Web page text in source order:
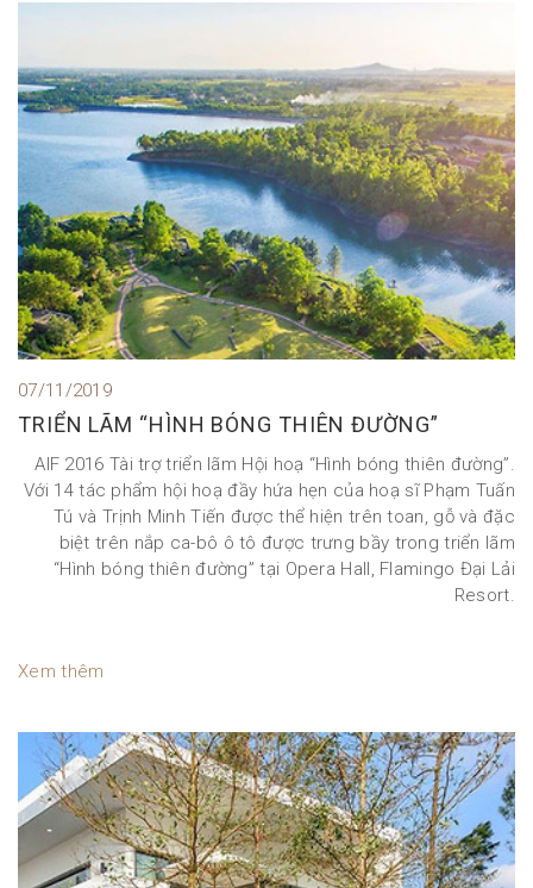
07/11/2019
TRIỂN LÃM “HÌNH BÓNG THIÊN ĐƯỜNG”
AIF 2016 Tài trợ triển lãm Hội hoạ “Hình bóng thiên đường”.
Với 14 tác phẩm hội hoạ đầy hứa hẹn của hoạ sĩ Phạm Tuấn
Tú và Trịnh Minh Tiến được thể hiện trên toan, gỗ và đặc
biệt trên nắp ca-bô ô tô được trưng bầy trong triển lãm
“Hình bóng thiên đường” tại Opera Hall, Flamingo Đại Lải
Resort.
Xem thêm